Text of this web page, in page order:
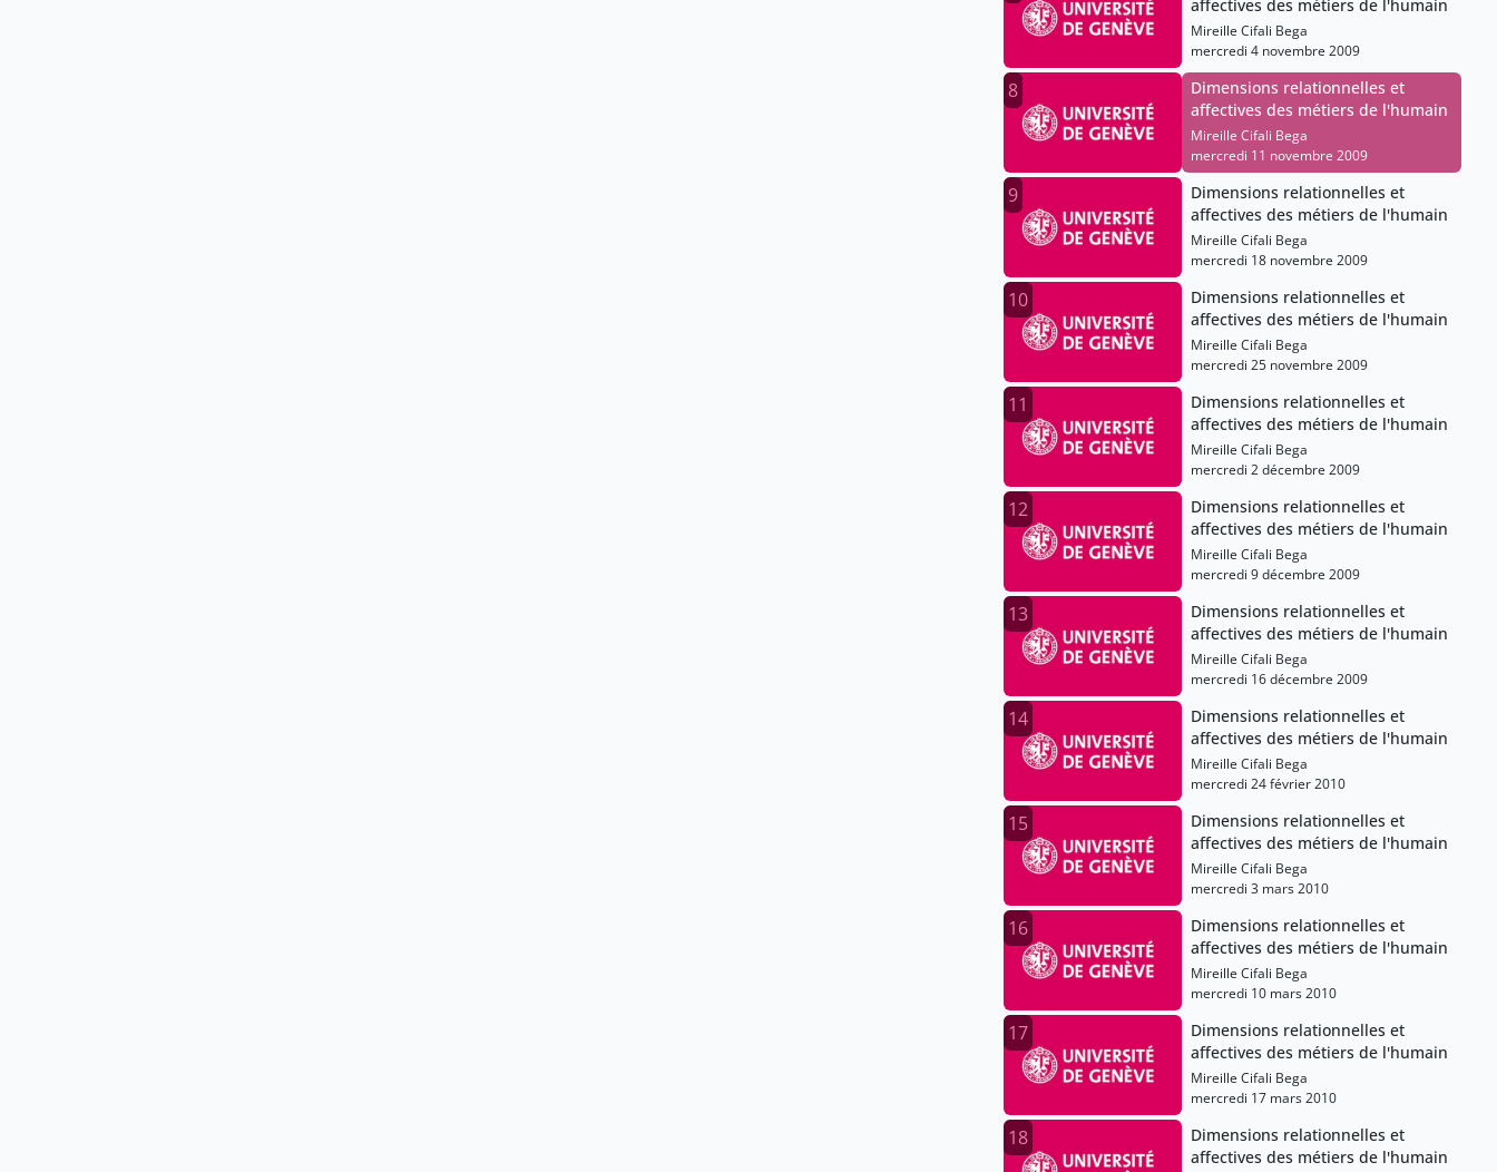
affectives des métiers de l'humain
Mireille Cifali Bega
mercredi 4 novembre 2009
8
Dimensions relationnelles et
affectives des métiers de l'humain
Mireille Cifali Bega
mercredi 11 novembre 2009
9
Dimensions relationnelles et
affectives des métiers de l'humain
Mireille Cifali Bega
mercredi 18 novembre 2009
10
Dimensions relationnelles et
affectives des métiers de l'humain
Mireille Cifali Bega
mercredi 25 novembre 2009
11
Dimensions relationnelles et
affectives des métiers de l'humain
Mireille Cifali Bega
mercredi 2 décembre 2009
12
Dimensions relationnelles et
affectives des métiers de l'humain
Mireille Cifali Bega
mercredi 9 décembre 2009
13
Dimensions relationnelles et
affectives des métiers de l'humain
Mireille Cifali Bega
mercredi 16 décembre 2009
14
Dimensions relationnelles et
affectives des métiers de l'humain
Mireille Cifali Bega
mercredi 24 février 2010
15
Dimensions relationnelles et
affectives des métiers de l'humain
Mireille Cifali Bega
mercredi 3 mars 2010
16
Dimensions relationnelles et
affectives des métiers de l'humain
Mireille Cifali Bega
mercredi 10 mars 2010
17
Dimensions relationnelles et
affectives des métiers de l'humain
Mireille Cifali Bega
mercredi 17 mars 2010
18
Dimensions relationnelles et
affectives des métiers de l'humain